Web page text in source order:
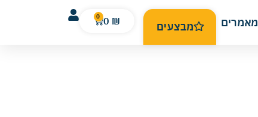
מאמרים מבצעים 0 ₪
0